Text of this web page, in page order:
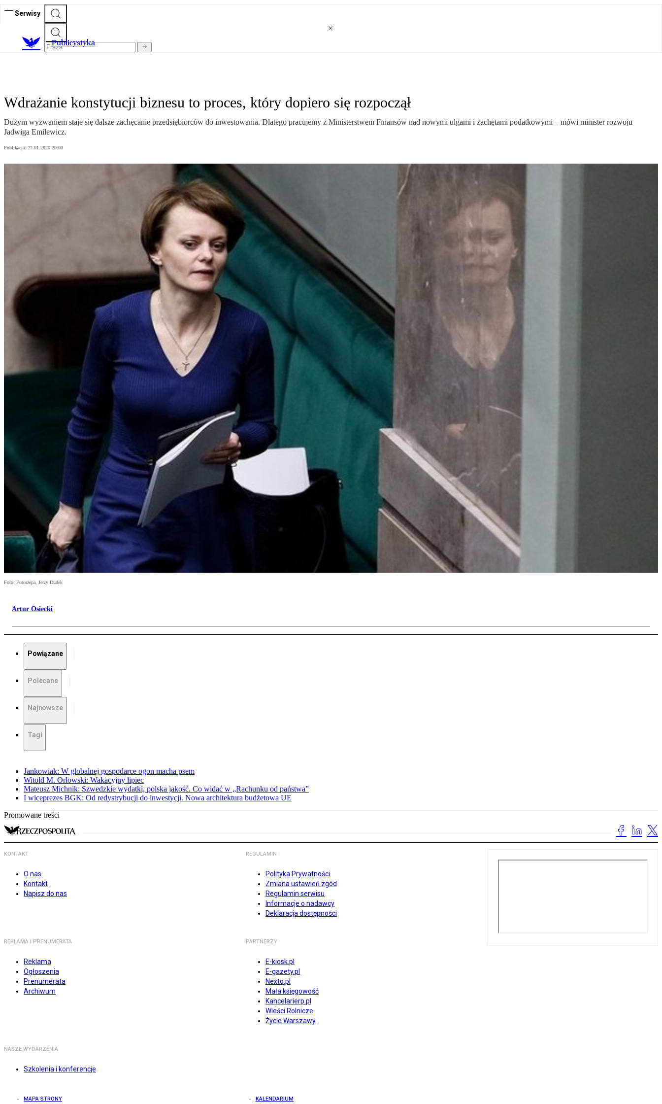
Serwisy
Publicystyka
Wdrażanie konstytucji biznesu to proces, który dopiero się rozpoczął
Dużym wyzwaniem staje się dalsze zachęcanie przedsiębiorców do inwestowania. Dlatego pracujemy z Ministerstwem Finansów nad nowymi ulgami i zachętami podatkowymi – mówi minister rozwoju
Jadwiga Emilewicz.
Publikacja: 27.01.2020 20:00
Foto: Fotorzepa, Jerzy Dudek
Artur Osiecki
Powiązane
Polecane
Najnowsze
Tagi
Jankowiak: W globalnej gospodarce ogon macha psem
Witold M. Orłowski: Wakacyjny lipiec
Mateusz Michnik: Szwedzkie wydatki, polska jakość. Co widać w „Rachunku od państwa”
I wiceprezes BGK: Od redystrybucji do inwestycji. Nowa architektura budżetowa UE
Promowane treści
KONTAKT
O nas
Kontakt
Napisz do nas
REGULAMIN
Polityka Prywatności
Zmiana ustawień zgód
Regulamin serwisu
Informacje o nadawcy
Deklaracja dostępności
REKLAMA I PRENUMERATA
Reklama
Ogłoszenia
Prenumerata
Archiwum
PARTNERZY
E-kiosk.pl
E-gazety.pl
Nexto.pl
Mała księgowość
Kancelarierp.pl
Wieści Rolnicze
Życie Warszawy
NASZE WYDARZENIA
Szkolenia i konferencje
MAPA STRONY KALENDARIUM